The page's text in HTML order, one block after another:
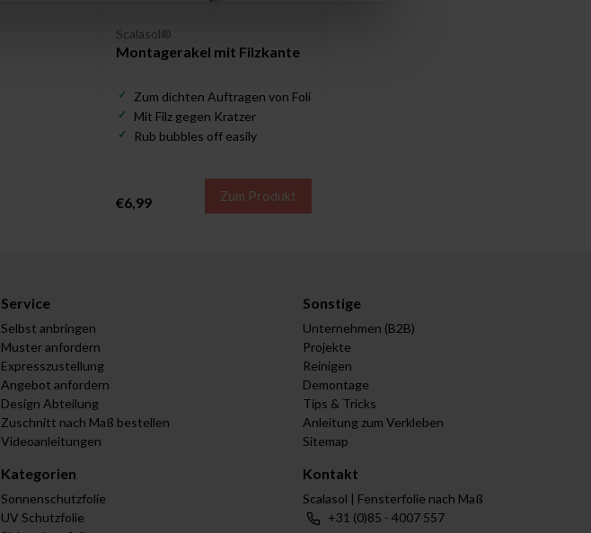
Scalasol®
Montagerakel mit Filzkante
Zum dichten Auftragen von Folie
Mit Filz gegen Kratzer
Rub bubbles off easily
€6,99 Zum Produkt
Service
Selbst anbringen
Muster anfordern
Expresszustellung
Angebot anfordern
Design Abteilung
Zuschnitt nach Maß bestellen
Videoanleitungen
Sonstige
Unternehmen (B2B)
Projekte
Reinigen
Demontage
Tips & Tricks
Anleitung zum Verkleben
Sitemap
Kategorien
Sonnenschutzfolie
UV Schutzfolie
Kontakt
Scalasol | Fensterfolie nach Maß
+31 (0)85 - 4007 557